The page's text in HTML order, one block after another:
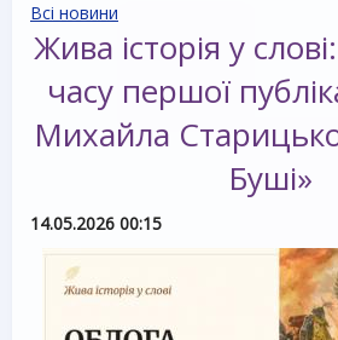
Всі новини
Жива історія у
часу першої
Михайла
Буші»
14.05.2026 00:15